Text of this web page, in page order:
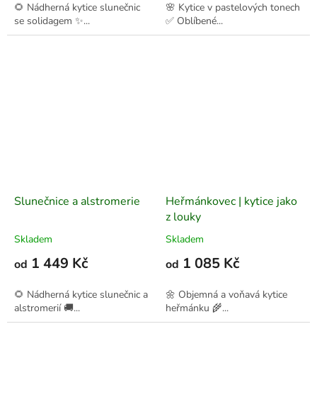
🌻 Nádherná kytice slunečnic
se solidagem ✨...
🌸 Kytice v pastelových tonech
✅ Oblíbené...
Slunečnice a alstromerie
Skladem
od 1 449 Kč
🌻 Nádherná kytice slunečnic a
alstromerií 🚚...
Heřmánkovec | kytice jako
z louky
Skladem
od 1 085 Kč
🌼 Objemná a voňavá kytice
heřmánku 🌾...